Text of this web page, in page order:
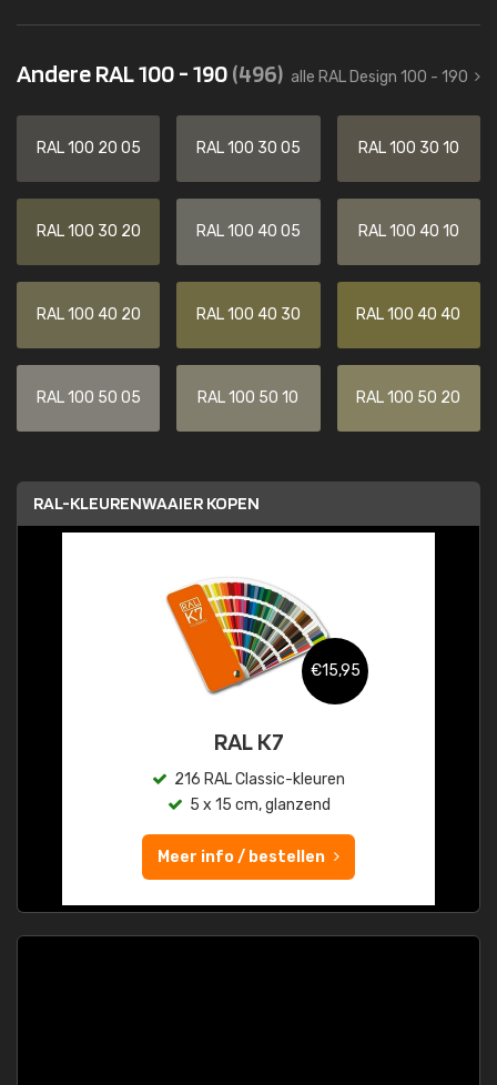
Andere RAL 100 - 190(496) alle RAL Design 100 - 190
RAL 100 20 05 RAL 100 30 05 RAL 100 30 10
RAL 100 30 20 RAL 100 40 05 RAL 100 40 10
RAL 100 40 20 RAL 100 40 30 RAL 100 40 40
RAL 100 50 05 RAL 100 50 10 RAL 100 50 20
RAL-KLEURENWAAIER KOPEN
€15,95
RAL K7
216 RAL Classic-kleuren
5 x 15 cm, glanzend
Meer info / bestellen